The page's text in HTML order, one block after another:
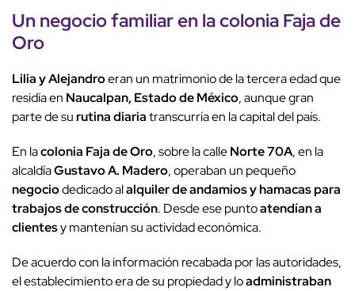
Un negocio familiaren lacolonia Faja de
Oro
Lilia y Alejandroeran un matrimonio de la tercera edad que
residía en Naucalpan, Estado de México, aunque gran
parte de surutina diariatranscurría en la capital del país.
En lacolonia Faja de Oro, sobre la calleNorte 70A, en la
alcaldíaGustavo A. Madero, operaban un pequeño
negociodedicado alalquiler de andamios y hamacas para
trabajos de construcción. Desde ese puntoatendían a
clientesy mantenían su actividad económica.
De acuerdo con la información recabada por las autoridades,
el establecimiento era de su propiedad y loadministraban